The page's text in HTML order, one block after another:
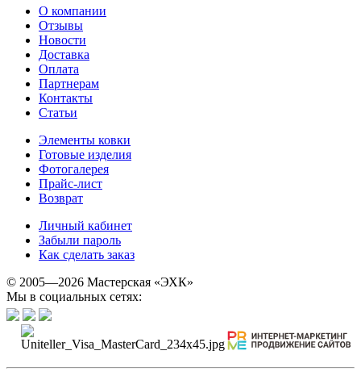
О компании
Отзывы
Новости
Доставка
Оплата
Партнерам
Контакты
Статьи
Элементы ковки
Готовые изделия
Фотогалерея
Прайс-лист
Возврат
Личный кабинет
Забыли пароль
Как сделать заказ
© 2005—2026 Мастерская «ЭХК»
Мы в социальных сетях: